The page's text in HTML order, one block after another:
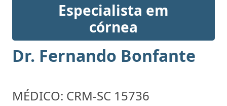
Especialista em
córnea
Dr. Fernando Bonfante
MÉDICO: CRM-SC 15736